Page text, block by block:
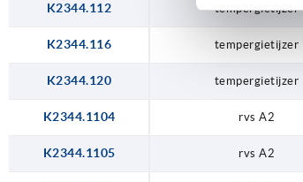
K2344.112 tempergietijzer
K2344.116 tempergietijzer
K2344.120 tempergietijzer
K2344.1104 rvs A2
K2344.1105 rvs A2